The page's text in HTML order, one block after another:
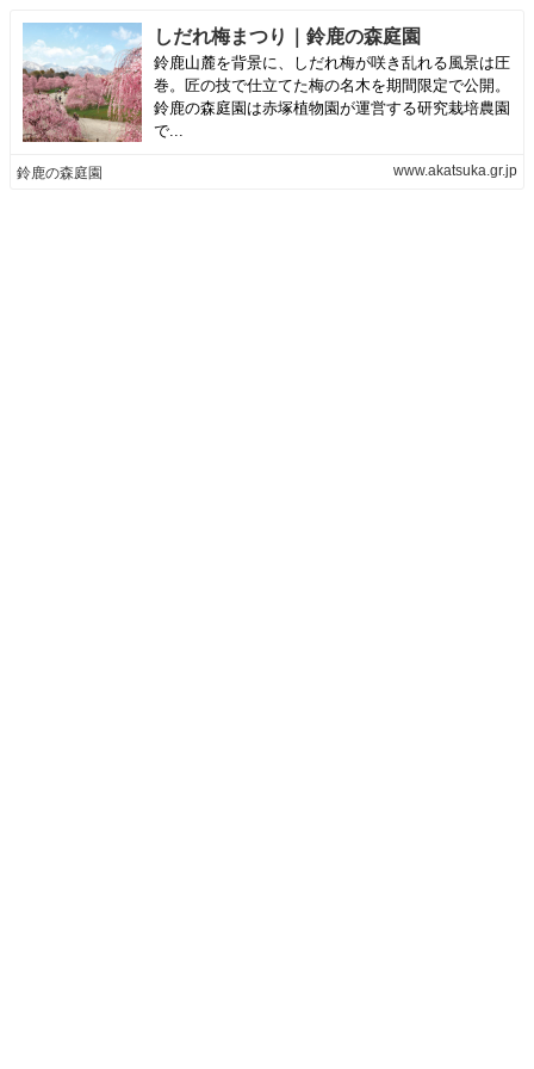
しだれ梅まつり｜鈴鹿の森庭園
鈴鹿山麓を背景に、しだれ梅が咲き乱れる風景は圧
巻。匠の技で仕立てた梅の名木を期間限定で公開。
鈴鹿の森庭園は赤塚植物園が運営する研究栽培農園
で...
鈴鹿の森庭園 www.akatsuka.gr.jp